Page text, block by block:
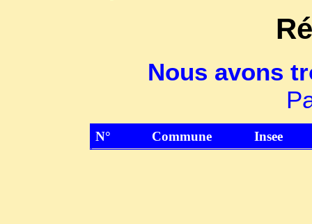
Nous avons
N° Commune Insee